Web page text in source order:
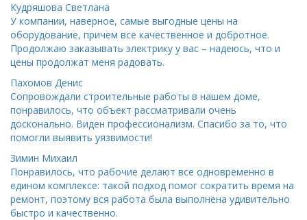
Кудряшова Светлана
У компании, наверное, самые выгодные цены на
оборудование, причем все качественное и добротное.
Продолжаю заказывать электрику у вас – надеюсь, что и
цены продолжат меня радовать.
Пахомов Денис
Сопровождали строительные работы в нашем доме,
понравилось, что объект рассматривали очень
досконально. Виден профессионализм. Спасибо за то, что
помогли выявить уязвимости!
Зимин Михаил
Понравилось, что рабочие делают все одновременно в
едином комплексе: такой подход помог сократить время на
ремонт, поэтому вся работа была выполнена удивительно
быстро и качественно.